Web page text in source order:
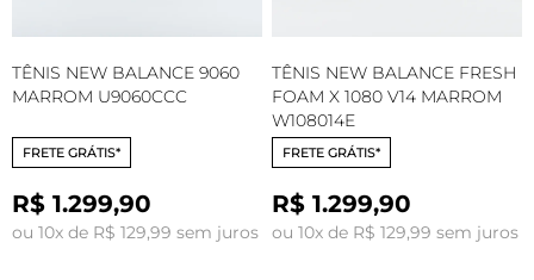
TÊNIS NEW BALANCE 9060
MARROM U9060CCC
FRETE GRÁTIS*
R$ 1.299,90
ou 10x de R$ 129,99 sem juros
TÊNIS NEW BALANCE FRESH
FOAM X 1080 V14 MARROM
W108014E
FRETE GRÁTIS*
R$ 1.299,90
ou 10x de R$ 129,99 sem juros